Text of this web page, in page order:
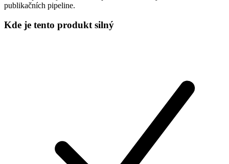
publikačních pipeline.
Kde je tento produkt silný